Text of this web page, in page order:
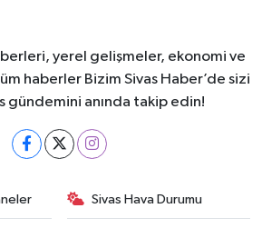
yerel gelişmeler, ekonomi ve
haberler Bizim Sivas Haber’de sizi
gündemini anında takip edin!
Sivas Hava Durumu